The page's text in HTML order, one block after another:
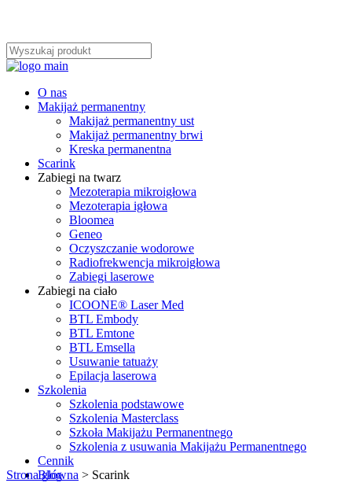
O nas
Makijaż permanentny
Makijaż permanentny ust
Makijaż permanentny brwi
Kreska permanentna
Scarink
Zabiegi na twarz
Mezoterapia mikroigłowa
Mezoterapia igłowa
Bloomea
Geneo
Oczyszczanie wodorowe
Radiofrekwencja mikroigłowa
Zabiegi laserowe
Zabiegi na ciało
ICOONE® Laser Med
BTL Embody
BTL Emtone
BTL Emsella
Usuwanie tatuaży
Epilacja laserowa
Szkolenia
Szkolenia podstawowe
Szkolenia Masterclass
Szkoła Makijażu Permanentnego
Szkolenia z usuwania Makijażu Permanentnego
Cennik
Blog
Strona główna > Scarink